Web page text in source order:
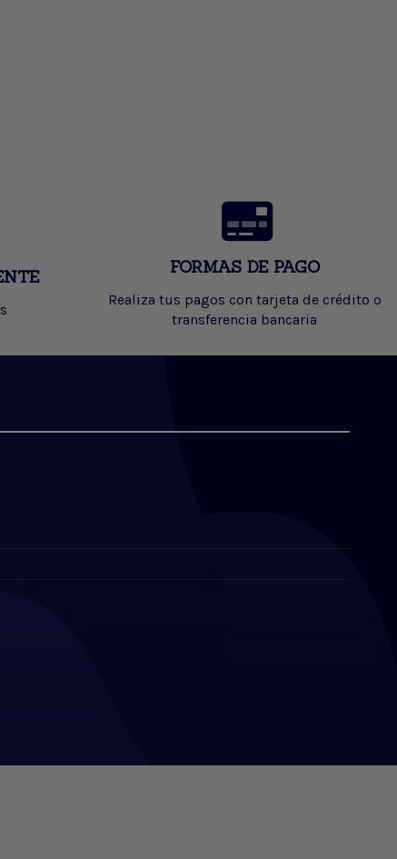
FORMAS DE PAGO
Realiza tus pagos con tarjeta de crédito o
transferencia bancaria